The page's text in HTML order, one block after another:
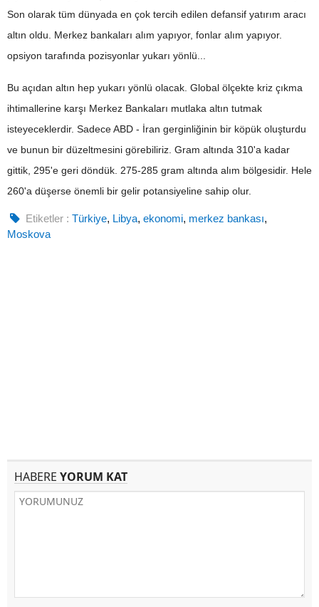
Son olarak tüm dünyada en çok tercih edilen defansif yatırım aracı
altın oldu. Merkez bankaları alım yapıyor, fonlar alım yapıyor.
opsiyon tarafında pozisyonlar yukarı yönlü...
Bu açıdan altın hep yukarı yönlü olacak. Global ölçekte kriz çıkma
ihtimallerine karşı Merkez Bankaları mutlaka altın tutmak
isteyeceklerdir. Sadece ABD - İran gerginliğinin bir köpük oluşturdu
ve bunun bir düzeltmesini görebiliriz. Gram altında 310'a kadar
gittik, 295'e geri döndük. 275-285 gram altında alım bölgesidir. Hele
260'a düşerse önemli bir gelir potansiyeline sahip olur.
Etiketler : Türkiye, Libya,ekonomi, merkez bankası,
Moskova
HABERE YORUM KAT